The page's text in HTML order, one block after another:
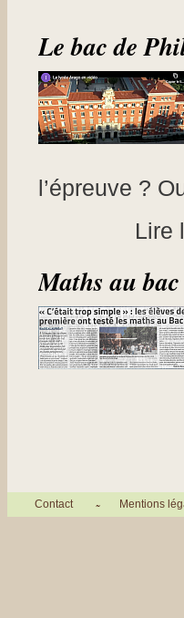
Le bac de
l’épreuve ?
Lire
Maths au
Contact Mentions